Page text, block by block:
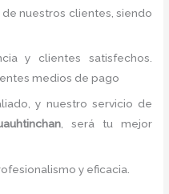
nuestros clientes, siendo
y clientes satisfechos.
medios de pago
y nuestro servicio de
, será tu mejor
y eficacia.